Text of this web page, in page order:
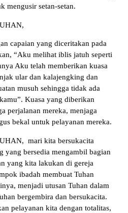
mengusir setan-setan.
capaian yang diceritakan pada
“Aku melihat iblis jatuh seperti
Aku telah memberikan kuasa
ular dan kalajengking dan
musuh sehingga tidak ada
Kuasa yang diberikan
perjalanan mereka, menjaga
bekal untuk pelayanan mereka.
mari kita bersukacita
yang bersedia mengambil bagian
yang kita lakukan di gereja
ibadah membuat Tuhan
menjadi utusan Tuhan dalam
bergembira dan bersukacita.
pelayanan kita dengan totalitas,